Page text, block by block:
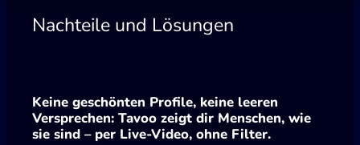
Nachteile und Lösungen
Keine geschönten Profile, keine leeren
Versprechen: Tavoo zeigt dir Menschen, wie
sie sind – per Live-Video, ohne Filter.